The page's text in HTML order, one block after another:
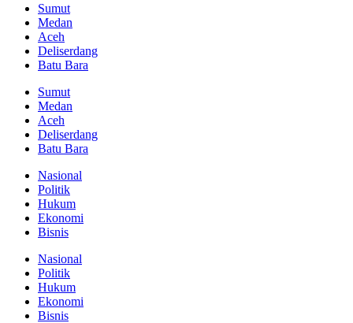
Sumut
Medan
Aceh
Deliserdang
Batu Bara
Sumut
Medan
Aceh
Deliserdang
Batu Bara
Nasional
Politik
Hukum
Ekonomi
Bisnis
Nasional
Politik
Hukum
Ekonomi
Bisnis